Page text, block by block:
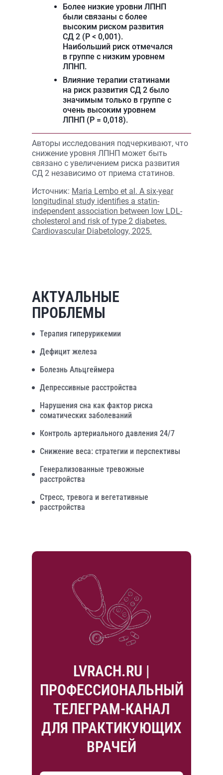
Более низкие уровни ЛПНП
были связаны с более
высоким риском развития
СД 2 (P < 0,001).
Наибольший риск отмечался
в группе с низким уровнем
ЛПНП.
Влияние терапии статинами
на риск развития СД 2 было
значимым только в группе с
очень высоким уровнем
ЛПНП (P = 0,018).
Авторы исследования подчеркивают, что
снижение уровня ЛПНП может быть
связано с увеличением риска развития
СД 2 независимо от приема статинов.
Источник: Maria Lembo et al. A six-year
longitudinal study identifies a statin-
independent association between low LDL-
cholesterol and risk of type 2 diabetes.
Cardiovascular Diabetology, 2025.
АКТУАЛЬНЫЕ
ПРОБЛЕМЫ
Терапия гиперурикемии
Дефицит железа
Болезнь Альцгеймера
Депрессивные расстройства
Нарушения сна как фактор риска
соматических заболеваний
Контроль артериального давления 24/7
Снижение веса: стратегии и перспективы
Генерализованные тревожные
расстройства
Стресс, тревога и вегетативные
расстройства
LVRACH.RU |
ПРОФЕССИОНАЛЬНЫЙ
ТЕЛЕГРАМ-КАНАЛ
ДЛЯ ПРАКТИКУЮЩИХ
ВРАЧЕЙ